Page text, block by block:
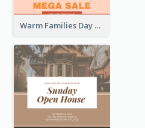
Warm Families Day Sales Instagram Post